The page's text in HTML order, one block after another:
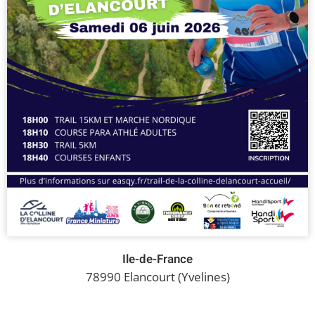
Ile-de-France
78990 Elancourt (Yvelines)